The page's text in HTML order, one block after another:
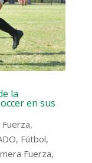
la
en sus
Fuerza,
, Fútbol,
Fuerza,